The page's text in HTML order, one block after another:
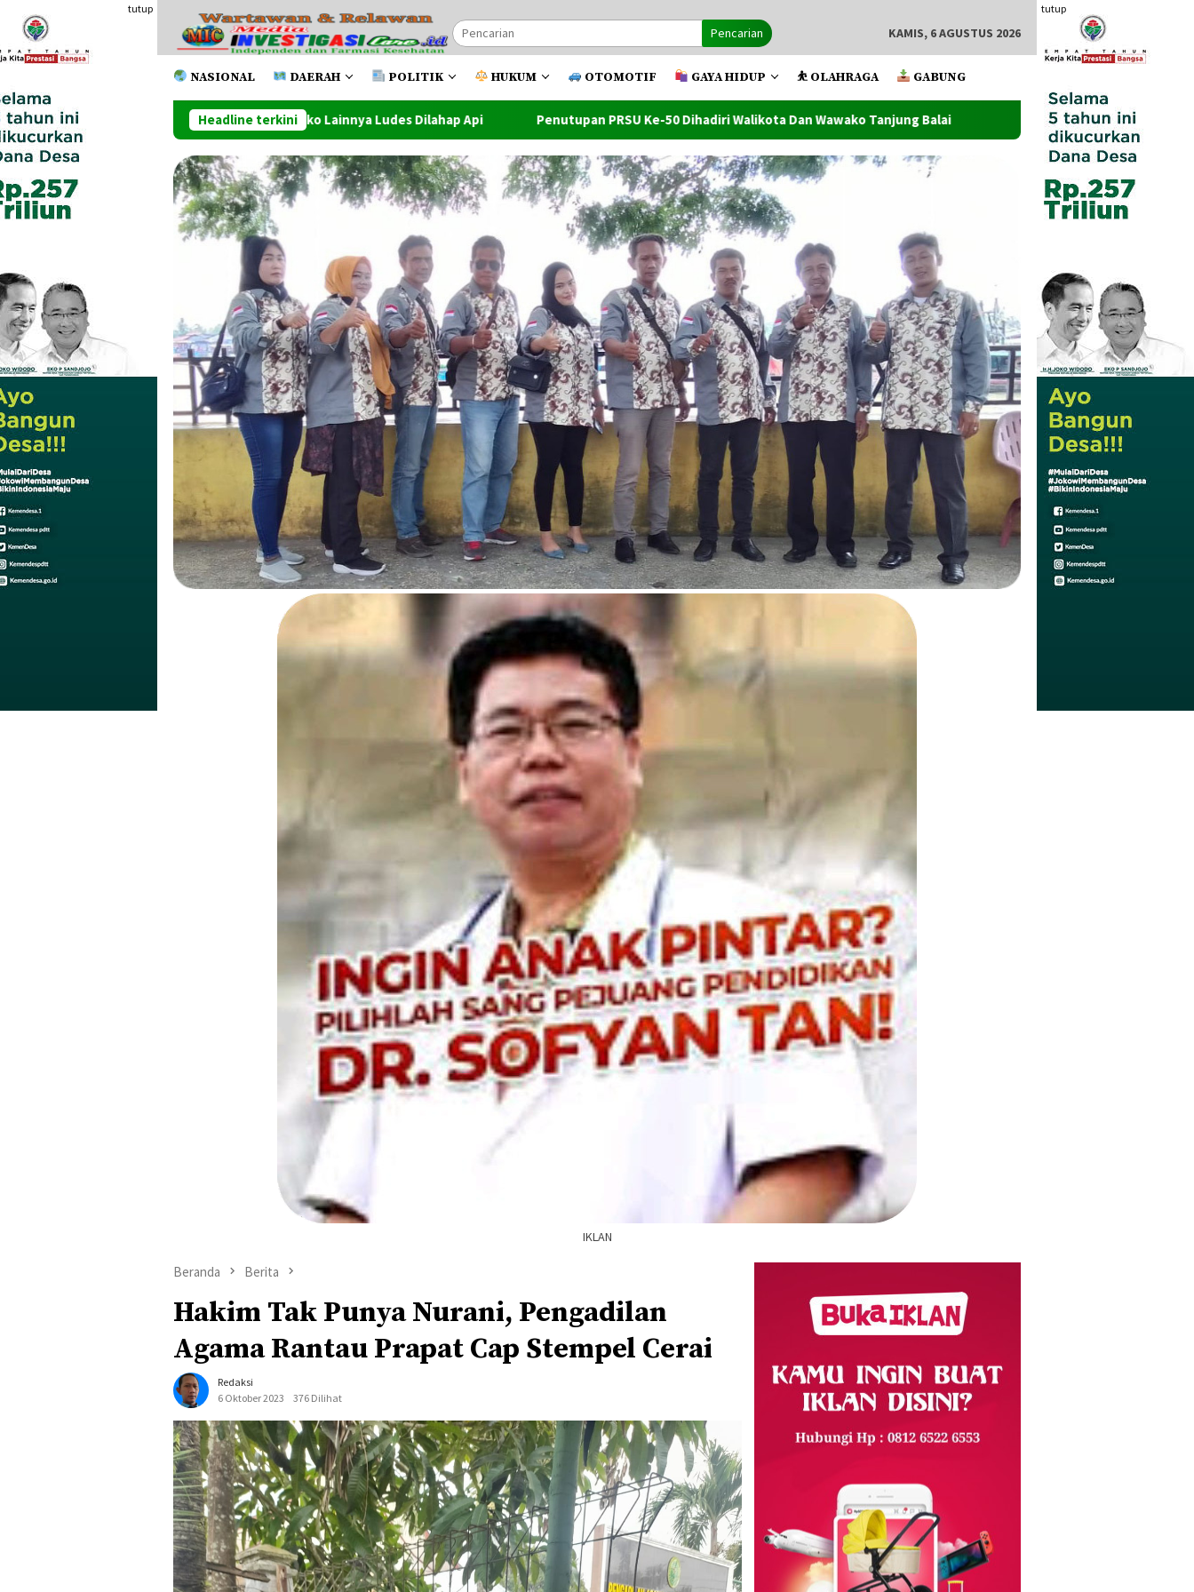
konten
tutup tutup
Pencarian KAMIS, 6 AGUSTUS 2026
NASIONAL DAERAH POLITIK HUKUM OTOMOTIF GAYA HIDUP ⛹️ OLAHRAGA GABUNG
Headline terkini
Dan Beberapa Toko Lainnya Ludes Dilahap Api Penutupan PRSU Ke-50 Dihadiri Walikota Dan Wawako Tanjung Balai Wawako Tanjung Balai Lantik Pejabat Administrator Dan
IKLAN
Beranda Berita
Hakim Tak Punya Nurani, Pengadilan
Agama Rantau Prapat Cap Stempel Cerai
Redaksi
6 Oktober 2023
376 Dilihat